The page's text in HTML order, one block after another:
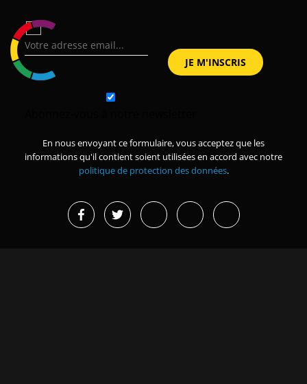
En nous envoyant ce formulaire, vous acceptez que les
informations qu'il contient soient utilisées en accord avec notre
politique de protection des données.